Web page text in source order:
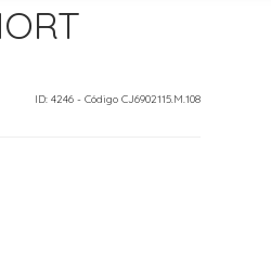
ID: 4246 - Código CJ6902115.M.108